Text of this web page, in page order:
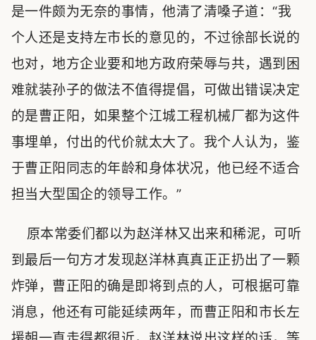
是一件颇为无奈的事情，他清了清嗓子道：“我
个人还是支持左市长的意见的，不过徐部长说的
也对，地方企业要和地方政府荣辱与共，遇到困
难就装孙子的做法不值得提倡，可做出错误决定
的是曹正阳，如果整个江城工程机械厂都为这件
事埋单，付出的代价就太大了。我个人认为，鉴
于曹正阳同志的年龄和身体状况，他已经不适合
担当大型国企的领导工作。”
原本常委们都以为赵洋林又出来和稀泥，可听
到最后一句方才发现赵洋林真真正正扔出了一颗
炸弹，曹正阳的确是即将到点的人，可根据可靠
消息，他还有可能延续两年，而曹正阳和市长左